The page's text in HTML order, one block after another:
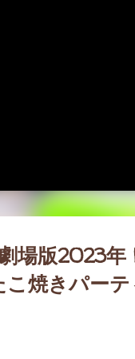
場版2023
焼きパー